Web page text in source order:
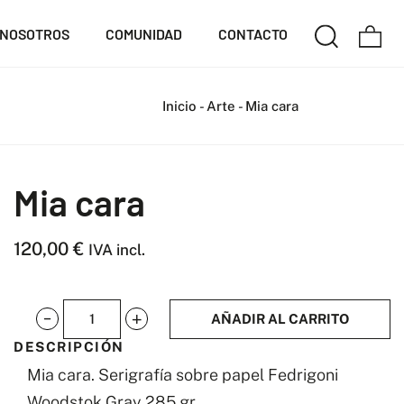
NOSOTROS COMUNIDAD CONTACTO
Inicio - Arte - Mia cara
Mia cara
120,00€ IVA incl.
Mia
cara
cantidad
AÑADIR AL CARRITO
DESCRIPCIÓN
Mia cara. Serigrafía sobre papel Fedrigoni